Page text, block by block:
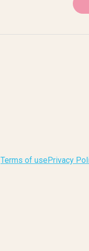
Terms of usePrivacy